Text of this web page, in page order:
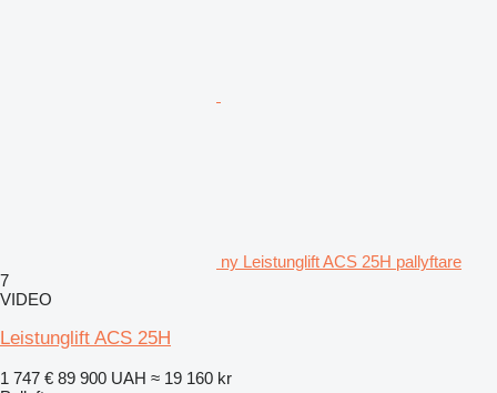
ny Leistunglift ACS 25H pallyftare
7
VIDEO
Leistunglift ACS 25H
1 747 € 89 900 UAH ≈ 19 160 kr